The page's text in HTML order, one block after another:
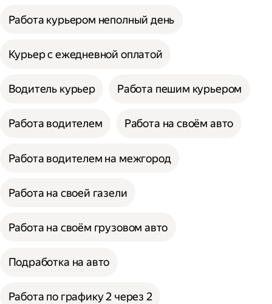
Работа курьером неполный день
Курьер с ежедневной оплатой
Водитель курьер Работа пешим курьером
Работа водителем Работа на своём авто
Работа водителем на межгород
Работа на своей газели
Работа на своём грузовом авто
Подработка на авто
Работа по графику 2 через 2